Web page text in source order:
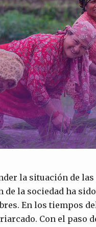
la situación de
de la sociedad ha
En los tiempos
Con el paso